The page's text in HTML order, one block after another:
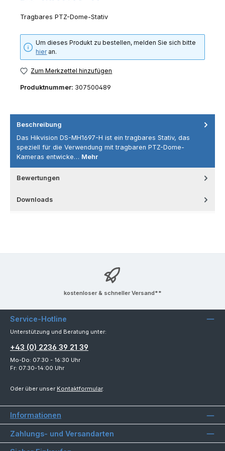
Tragbares PTZ-Dome-Stativ
Um dieses Produkt zu bestellen, melden Sie sich bitte
hieran.
Zum Merkzettel hinzufügen
Produktnummer: 307500489
Beschreibung
Das Hikvision DS-MH1697-H ist ein tragbares Stativ, das
speziell für die Verwendung mit tragbaren PTZ-Dome-
Kameras entwicke… Mehr
Bewertungen
Downloads
kostenloser & schneller Versand**
Service-Hotline
Unterstützung und Beratung unter:
+43 (0) 2236 39 21 39
Mo-Do: 07:30 - 16:30 Uhr
Fr: 07:30-14:00 Uhr
Oder über unser Kontaktformular.
Informationen
Zahlungs- und Versandarten